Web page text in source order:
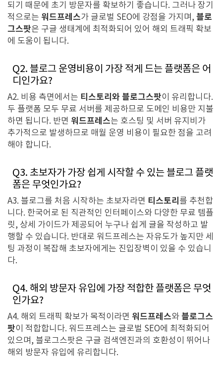
되기 때문에 초기 방문자를 확보하기 좋습니다. 그러나 장기
적으로는 워드프레스가 글로벌 SEO에 강점을 가지며, 블로
그스팟은 구글 생태계에 최적화되어 있어 해외 트래픽 확보
에 도움이 됩니다.
Q2. 블로그 운영비용이 가장 적게 드는 플랫폼은 어
디인가요?
A2. 비용 측면에서는 티스토리와 블로그스팟이 유리합니다.
두 플랫폼 모두 무료 서버를 제공하므로 도메인 비용만 지불
하면 됩니다. 반면 워드프레스는 호스팅 및 서버 유지비가
추가적으로 발생하므로 매월 운영 비용이 필요한 점을 고려
해야 합니다.
Q3. 초보자가 가장 쉽게 시작할 수 있는 블로그 플랫
폼은 무엇인가요?
A3. 블로그를 처음 시작하는 초보자라면 티스토리 를 추천합
니다. 한국어로 된 직관적인 인터페이스와 다양한 무료 템플
릿, 상세 가이드가 제공되어 누구나 쉽게 글을 작성하고 발
행할 수 있습니다. 반대로 워드프레스는 자유도가 높지만 세
팅 과정이 복잡해 초보자에게는 진입장벽이 있을 수 있습니
다.
Q4. 해외 방문자 유입에 가장 적합한 플랫폼은 무엇
인가요?
A4. 해외 트래픽 확보가 목적이라면 워드프레스와 블로그스
팟이 적합합니다. 워드프레스는 글로벌 SEO에 최적화되어
있으며, 블로그스팟은 구글 검색엔진과의 호환성이 뛰어나
해외 방문자 유입에 유리합니다.